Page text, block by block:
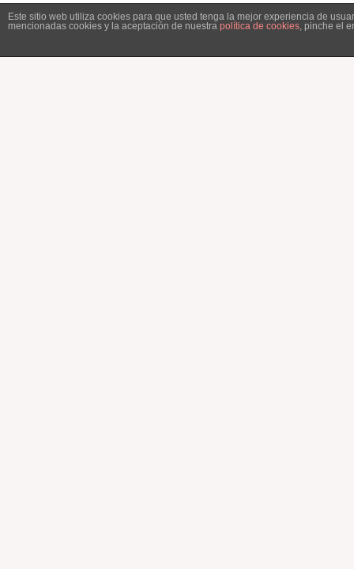
Este sitio web utiliza cookies para que usted tenga la mejor experiencia de
mencionadas cookies y la aceptación de nuestra política de cookies , pinche el